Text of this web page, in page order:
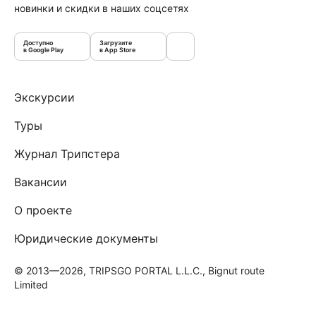
новинки и скидки в наших соцсетях
Доступно
в Google Play
Загрузите
в App Store
Экскурсии
Туры
Журнал Трипстера
Вакансии
О проекте
Юридические документы
© 2013—2026, TRIPSGO PORTAL L.L.C., Bignut route
Limited